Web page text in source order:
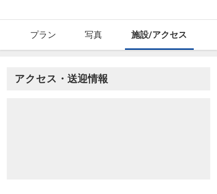
を、いつの世代にも。
プラン 写真 施設/アクセス
アクセス・送迎情報